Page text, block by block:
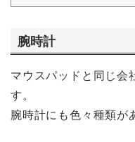
腕時計
マウスパッドと同じ会
す。
腕時計にも色々種類が